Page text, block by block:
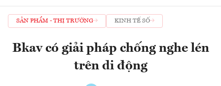
SẢN PHẨM - THỊ TRƯỜNG KINH TẾ SỐ
Bkav có giải pháp chống nghe lén
trên di động